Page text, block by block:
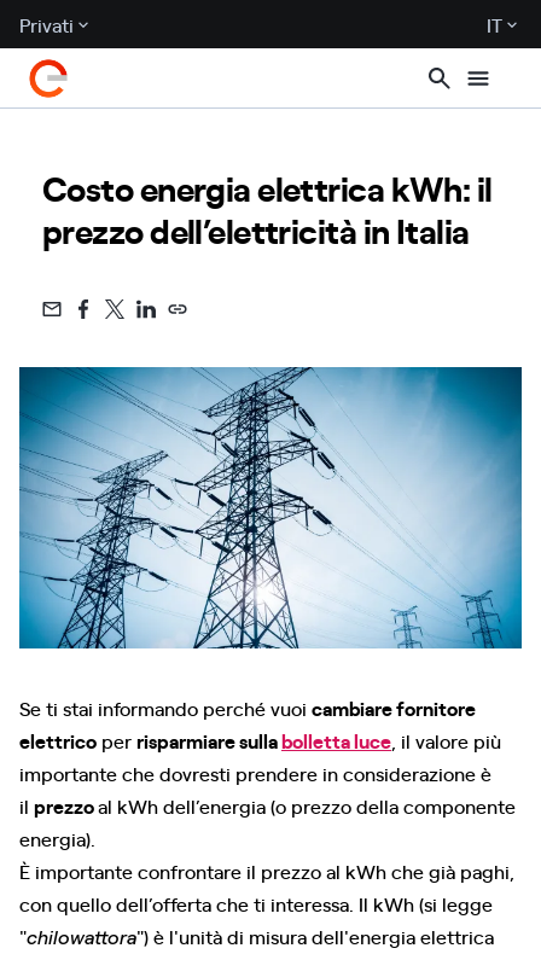
Privati IT
Costo energia elettrica kWh: il
prezzo dell’elettricità in Italia
Se ti stai informando perché vuoi cambiare fornitore
elettrico perrisparmiare sullabolletta luce , il valore più
importante che dovresti prendere in considerazione è
il prezzoal kWh dell’energia (o prezzo della componente
energia).
È importante confrontare il prezzo al kWh che già paghi,
con quello dell’offerta che ti interessa. Il kWh (si legge
"chilowattora") è l'unità di misura dell'energia elettrica